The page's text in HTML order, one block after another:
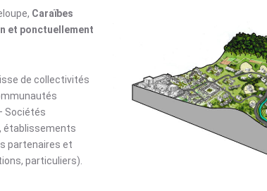
Caraïbes
et ponctuellement
de collectivités
Sociétés
établissements
partenaires et
particuliers).